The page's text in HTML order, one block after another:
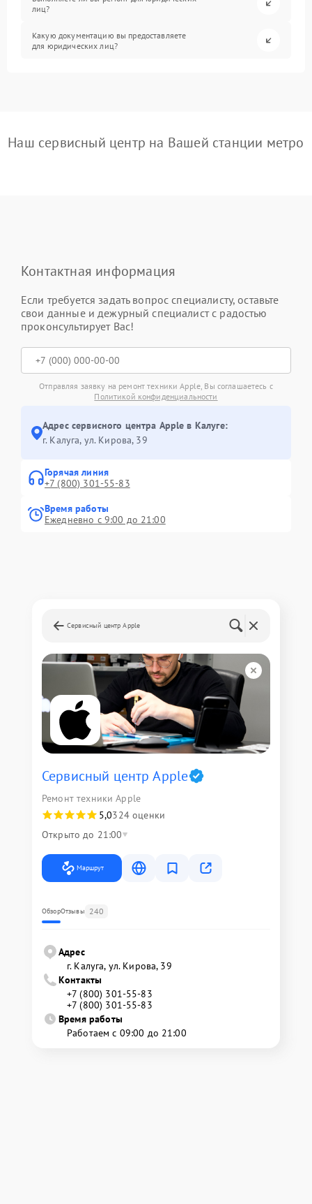
лиц?
Какую документацию вы предоставляете
для юридических лиц?
Наш сервисный центр на Вашей станции метро
Контактная информация
Если требуется задать вопрос специалисту, оставьте
свои данные и дежурный специалист с радостью
проконсультирует Вас!
Отправляя заявку на ремонт техники Apple, Вы соглашаетесь с
Политикой конфиденциальности
Адрес сервисного центра Apple в Калуге:
г. Калуга, ул. Кирова, 39
Горячая линия
+7 (800) 301-55-83
Время работы
Ежедневно с 9:00 до 21:00
Сервисный центр Apple
Сервисный центр Apple
Ремонт техники Apple
5,0324 оценки
Открыто до 21:00
Маршрут
ОбзорОтзывы 240
Адрес
г. Калуга, ул. Кирова, 39
Контакты
+7 (800) 301-55-83
+7 (800) 301-55-83
Время работы
Работаем с 09:00 до 21:00